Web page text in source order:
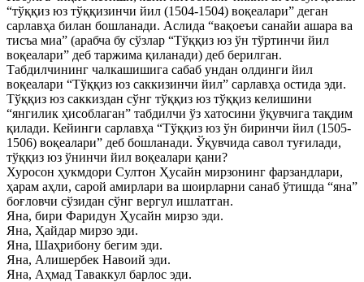
“тўққиз юз тўққизинчи йил (1504-1504) воқеалари” деган
сарлавҳа билан бошланади. Аслида “вақоеъи санайи ашара ва
тисъа миа” (арабча бу сўзлар “Тўққиз юз ўн тўртинчи йил
воқеалари” деб таржима қиланади) деб берилган.
Табдилчининг чалкашишига сабаб ундан олдинги йил
воқеалари “Тўққиз юз саккизинчи йил” сарлавҳа остида эди.
Тўққиз юз саккиздан сўнг тўққиз юз тўққиз келишини
“янгилик ҳисоблаган” табдилчи ўз хатосини ўқувчига тақдим
қилади. Кейинги сарлавҳа “Тўққиз юз ўн биринчи йил (1505-
1506) воқеалари” деб бошланади. Ўқувчида савол туғилади,
тўққиз юз ўнинчи йил воқеалари қани?
Хуросон ҳукмдори Султон Ҳусайн мирзонинг фарзандлари,
ҳарам аҳли, сарой амирлари ва шоирларни санаб ўтишда “яна”
боғловчи сўзидан сўнг вергул ишлатган.
Яна, бири Фаридун Ҳусайн мирзо эди.
Яна, Ҳайдар мирзо эди.
Яна, Шаҳрибону бегим эди.
Яна, Алишербек Навоий эди.
Яна, Аҳмад Таваккул барлос эди.